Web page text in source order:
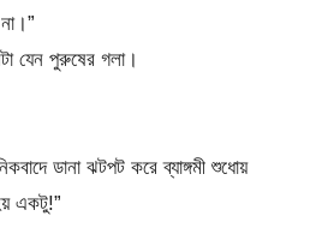
যেন পুরুষের গলা।
ডানা ঝটপট করে ব্যাঙ্গমী শুধোয়
একটু!”